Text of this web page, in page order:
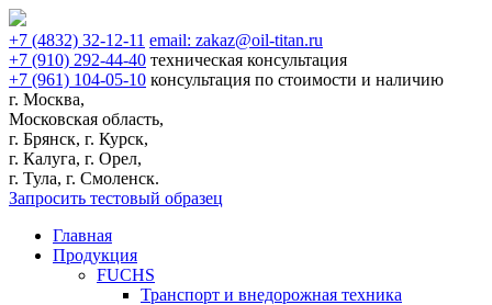
+7 (4832) 32-12-11 email: zakaz@oil-titan.ru
+7 (910) 292-44-40 техническая консультация
+7 (961) 104-05-10 консультация по стоимости и наличию
г. Москва,
Московская область,
г. Брянск, г. Курск,
г. Калуга, г. Орел,
г. Тула, г. Смоленск.
Запросить тестовый образец
Главная
Продукция
FUCHS
Транспорт и внедорожная техника